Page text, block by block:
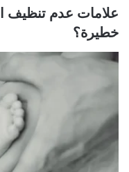
علامات عدم تنظيف
خطيرة؟